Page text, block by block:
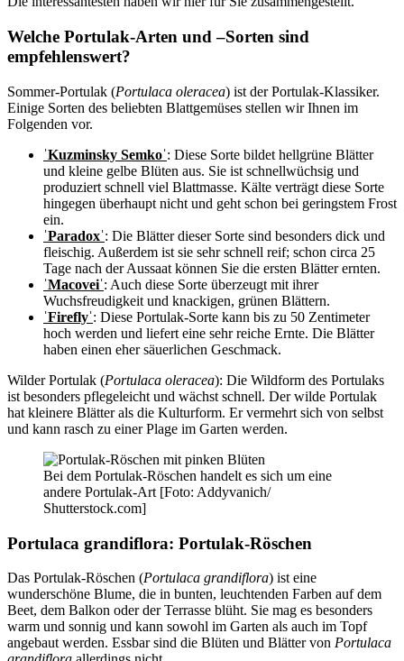
Welche Portulak-Arten und –Sorten sind
empfehlenswert?
Sommer-Portulak (Portulaca oleracea) ist der Portulak-Klassiker.
Einige Sorten des beliebten Blattgemüses stellen wir Ihnen im
Folgenden vor.
ˈKuzminsky Semkoˈ: Diese Sorte bildet hellgrüne Blätter
und kleine gelbe Blüten aus. Sie ist schnellwüchsig und
produziert schnell viel Blattmasse. Kälte verträgt diese Sorte
hingegen überhaupt nicht und geht schon bei geringstem Frost
ein.
ˈParadoxˈ: Die Blätter dieser Sorte sind besonders dick und
fleischig. Außerdem ist sie sehr schnell reif; schon circa 25
Tage nach der Aussaat können Sie die ersten Blätter ernten.
ˈMacoveiˈ: Auch diese Sorte überzeugt mit ihrer
Wuchsfreudigkeit und knackigen, grünen Blättern.
ˈFireflyˈ: Diese Portulak-Sorte kann bis zu 50 Zentimeter
hoch werden und liefert eine sehr reiche Ernte. Die Blätter
haben einen eher säuerlichen Geschmack.
Wilder Portulak (Portulaca oleracea): Die Wildform des Portulaks
ist besonders pflegeleicht und wächst schnell. Der wilde Portulak
hat kleinere Blätter als die Kulturform. Er vermehrt sich von selbst
und kann rasch zu einer Plage im Garten werden.
Bei dem Portulak-Röschen handelt es sich um eine
andere Portulak-Art [Foto: Addyvanich/
Shutterstock.com]
Portulaca grandiflora: Portulak-Röschen
Das Portulak-Röschen (Portulaca grandiflora) ist eine
wunderschöne Blume, die in bunten, leuchtenden Farben auf dem
Beet, dem Balkon oder der Terrasse blüht. Sie mag es besonders
warm und sonnig und kann sowohl im Garten als auch im Topf
angebaut werden. Essbar sind die Blüten und Blätter von Portulaca